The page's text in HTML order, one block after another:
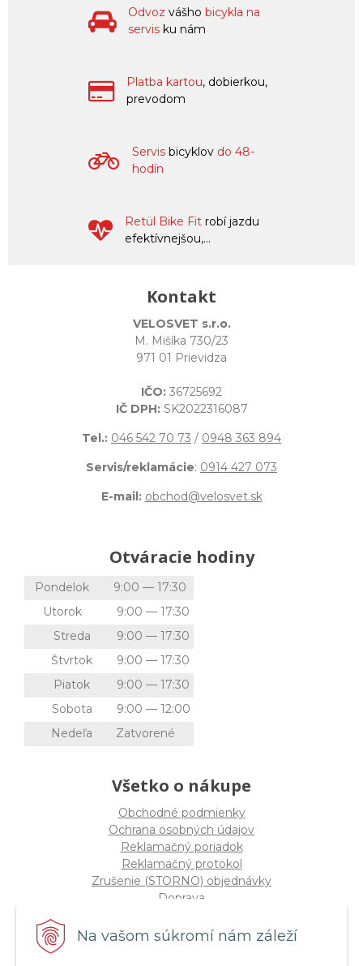
Na vašom súkromí nám záleží
Odvoz vášho bicykla na
servis ku nám
Platba kartou, dobierkou,
prevodom
Servis bicyklov do 48-
hodín
Retül Bike Fit robí jazdu
efektívnejšou,...
Kontakt
VELOSVET s.r.o.
M. Mišíka 730/23
971 01 Prievidza
IČO: 36725692
IČ DPH: SK2022316087
Tel.: 046 542 70 73 / 0948 363 894
Servis/reklamácie: 0914 427 073
E-mail: obchod@velosvet.sk
Otváracie hodiny
Pondelok
9:00 — 17:30
Utorok
9:00 — 17:30
Streda
9:00 — 17:30
Štvrtok
9:00 — 17:30
Piatok
9:00 — 17:30
Sobota
9:00 — 12:00
Nedeľa
Zatvorené
Všetko o nákupe
Obchodné podmienky
Ochrana osobných údajov
Reklamačný poriadok
Reklamačný protokol
Zrušenie (STORNO) objednávky
Doprava
Štatút súťaže "Vianoce 2025"